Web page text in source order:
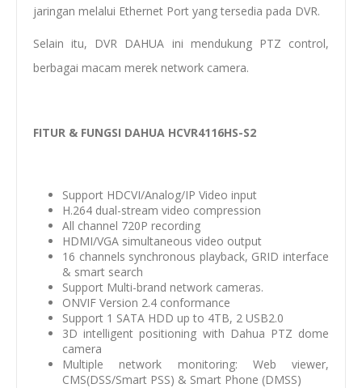
jaringan melalui Ethernet Port yang tersedia pada DVR.
Selain itu, DVR DAHUA ini mendukung PTZ control,
berbagai macam merek network camera.
FITUR & FUNGSI DAHUA HCVR4116HS-S2
Support HDCVI/Analog/IP Video input
H.264 dual-stream video compression
All channel 720P recording
HDMI/VGA simultaneous video output
16 channels synchronous playback, GRID interface
& smart search
Support Multi-brand network cameras.
ONVIF Version 2.4 conformance
Support 1 SATA HDD up to 4TB, 2 USB2.0
3D intelligent positioning with Dahua PTZ dome
camera
Multiple network monitoring: Web viewer,
CMS(DSS/Smart PSS) & Smart Phone (DMSS)